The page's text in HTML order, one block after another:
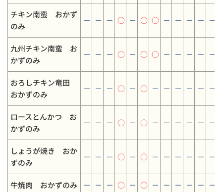
チキン南蛮 おかず
のみ
－ － － ○ － ○ ○ － － － － －
九州チキン南蛮 お
かずのみ
－ － － ○ － ○ ○ － － － － －
おろしチキン竜田
おかずのみ
－ － － ○ － ○ － － － － － －
ロースとんかつ お
かずのみ
－ － － ○ － ○ － － － － － －
しょうが焼き おか
ずのみ
－ － － ○ － ○ － － － － － －
牛焼肉 おかずのみ － － － ○ － ○ － － － － － －